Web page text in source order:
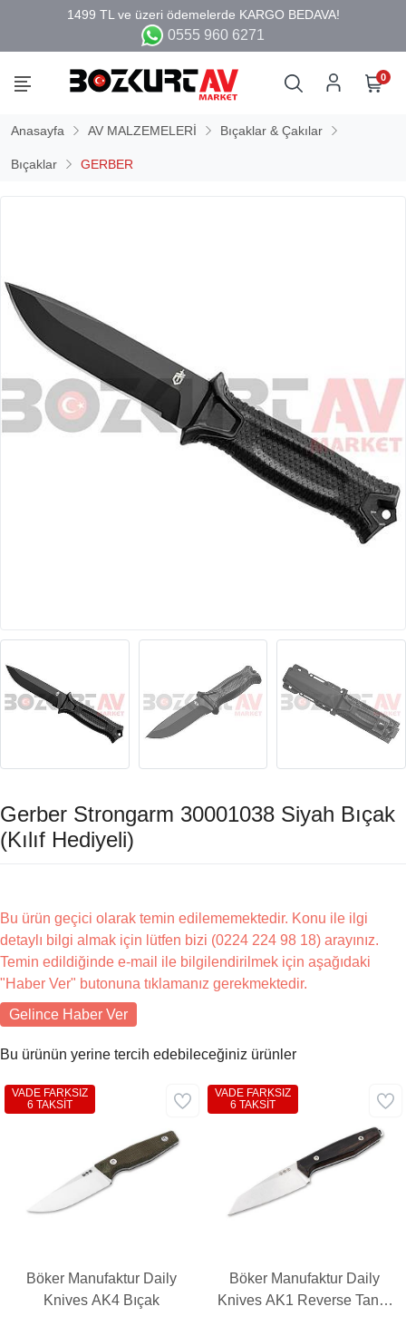
0555 960 6271
0
Anasayfa AV MALZEMELERİ Bıçaklar & Çakılar
Bıçaklar GERBER
Gerber Strongarm 30001038 Siyah Bıçak
(Kılıf Hediyeli)
Bu ürün geçici olarak temin edilememektedir. Konu ile ilgi
detaylı bilgi almak için lütfen bizi (0224 224 98 18) arayınız.
Temin edildiğinde e-mail ile bilgilendirilmek için aşağıdaki
"Haber Ver" butonuna tıklamanız gerekmektedir.
Gelince Haber Ver
Bu ürünün yerine tercih edebileceğiniz ürünler
Böker Manufaktur Daily
Knives AK4 Bıçak
VADE FARKSIZ
6 TAKSİT
Böker Manufaktur Daily
Knives AK1 Reverse Tanto
VADE FARKSIZ
6 TAKSİT